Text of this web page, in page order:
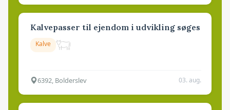
Kalvepasser til ejendom i udvikling søges
Kalve
6392, Bolderslev 03. aug.